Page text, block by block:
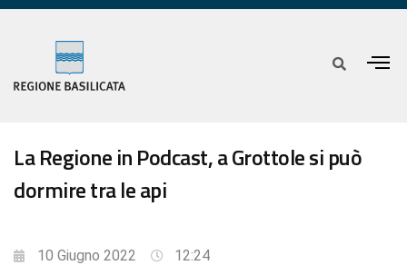
La Regione in Podcast, a Grottole si può
dormire tra le api
10 Giugno 2022 12:24